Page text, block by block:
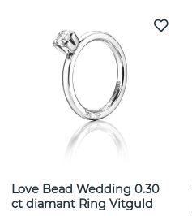
Love Bead Wedding 0.30
ct diamant Ring Vitguld